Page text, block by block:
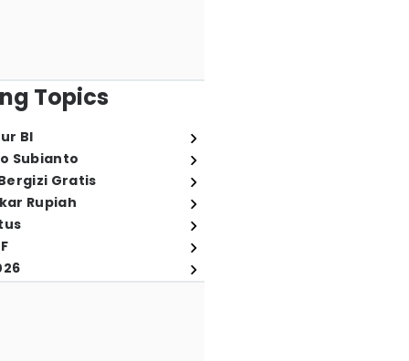
Topics
BI
Subianto
Gratis
Rupiah